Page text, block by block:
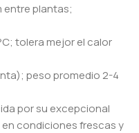
entre plantas;
tolera mejor el calor
peso promedio 2-4
por su excepcional
condiciones frescas y